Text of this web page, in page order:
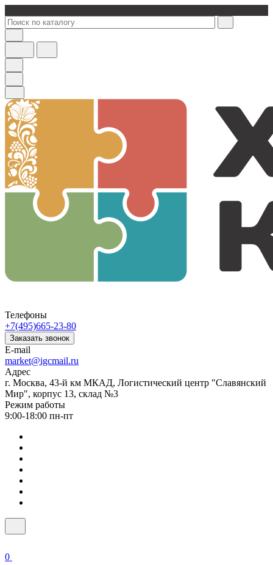
Телефоны
+7(495)665-23-80
Заказать звонок
E-mail
market@igcmail.ru
Адрес
г. Москва, 43-й км МКАД, Логистический центр "Славянский
Мир", корпус 13, склад №3
Режим работы
9:00-18:00 пн-пт
0